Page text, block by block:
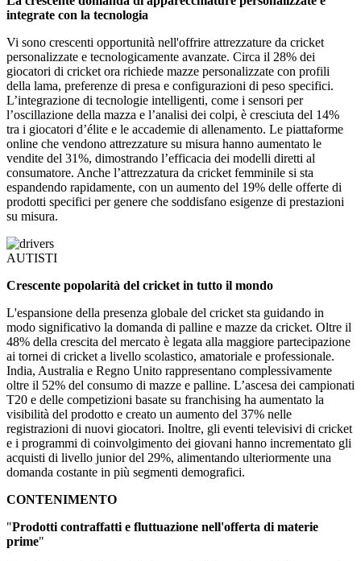
integrate con la tecnologia
Vi sono crescenti opportunità nell'offrire attrezzature da cricket
personalizzate e tecnologicamente avanzate. Circa il 28% dei
giocatori di cricket ora richiede mazze personalizzate con profili
della lama, preferenze di presa e configurazioni di peso specifici.
L’integrazione di tecnologie intelligenti, come i sensori per
l’oscillazione della mazza e l’analisi dei colpi, è cresciuta del 14%
tra i giocatori d’élite e le accademie di allenamento. Le piattaforme
online che vendono attrezzature su misura hanno aumentato le
vendite del 31%, dimostrando l’efficacia dei modelli diretti al
consumatore. Anche l’attrezzatura da cricket femminile si sta
espandendo rapidamente, con un aumento del 19% delle offerte di
prodotti specifici per genere che soddisfano esigenze di prestazioni
su misura.
AUTISTI
Crescente popolarità del cricket in tutto il mondo
L'espansione della presenza globale del cricket sta guidando in
modo significativo la domanda di palline e mazze da cricket. Oltre il
48% della crescita del mercato è legata alla maggiore partecipazione
ai tornei di cricket a livello scolastico, amatoriale e professionale.
India, Australia e Regno Unito rappresentano complessivamente
oltre il 52% del consumo di mazze e palline. L’ascesa dei campionati
T20 e delle competizioni basate su franchising ha aumentato la
visibilità del prodotto e creato un aumento del 37% nelle
registrazioni di nuovi giocatori. Inoltre, gli eventi televisivi di cricket
e i programmi di coinvolgimento dei giovani hanno incrementato gli
acquisti di livello junior del 29%, alimentando ulteriormente una
domanda costante in più segmenti demografici.
CONTENIMENTO
"Prodotti contraffatti e fluttuazione nell'offerta di materie
prime"